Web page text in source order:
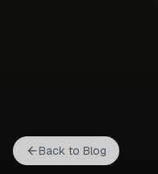
Back to Blog